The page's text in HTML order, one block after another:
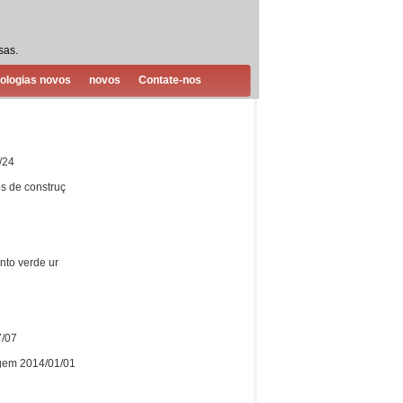
novos novos Contate-nos
24
de construç
verde ur
07
2014/01/01